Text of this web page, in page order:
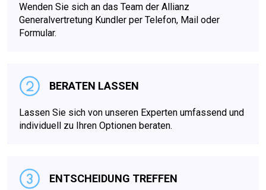
Wenden Sie sich an das Team der Allianz
Generalvertretung Kundler per Telefon, Mail oder
Formular.
BERATEN LASSEN
Lassen Sie sich von unseren Experten umfassend und
individuell zu Ihren Optionen beraten.
ENTSCHEIDUNG TREFFEN